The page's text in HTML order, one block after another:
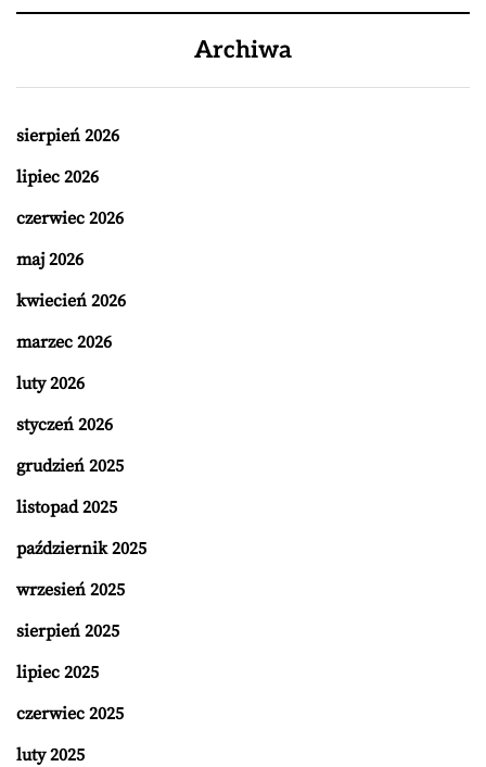
Archiwa
sierpień 2026
lipiec 2026
czerwiec 2026
maj 2026
kwiecień 2026
marzec 2026
luty 2026
styczeń 2026
grudzień 2025
listopad 2025
październik 2025
wrzesień 2025
sierpień 2025
lipiec 2025
czerwiec 2025
luty 2025